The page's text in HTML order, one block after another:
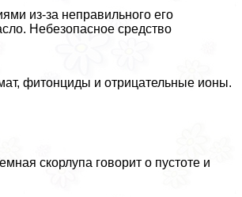
из-за неправильного его
Небезопасное средство
фитонциды и отрицательные ионы.
скорлупа говорит о пустоте и